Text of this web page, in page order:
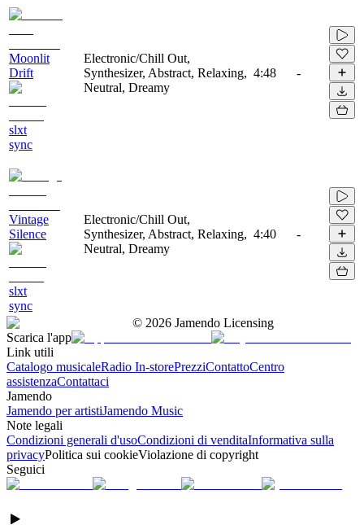
Moonlit
Drift
slxt
sync
Electronic/Chill Out,
Synthesizer, Abstract, Relaxing,
Neutral, Dreamy
4:48 -
Vintage
Silence
slxt
sync
Electronic/Chill Out,
Synthesizer, Abstract, Relaxing,
Neutral, Dreamy
4:40 -
© 2026 Jamendo Licensing
Scarica l'app
Link utili
Catalogo musicaleRadio In-storePrezziContattoCentro
assistenzaContattaci
Jamendo
Jamendo per artistiJamendo Music
Note legali
Condizioni generali d'usoCondizioni di venditaInformativa sulla
privacyPolitica sui cookieViolazione di copyright
Seguici